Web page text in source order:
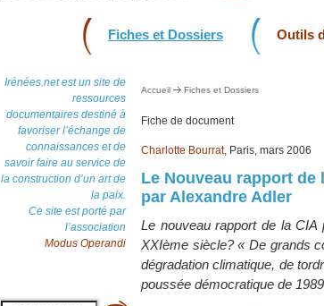
Fiches et Dossiers Outils
Irénées.net est un site de
ressources
documentaires destiné à
favoriser l’échange de
connaissances et de
savoir faire au service de
la construction d’un art de
la paix.
Ce site est porté par
l’association
Modus Operandi
Accueil Fiches et Dossiers
Fiche de document
Charlotte Bourrat, Paris, mars 2006
Le Nouveau rapport de
par Alexandre Adler
Le nouveau rapport de la CIA
XXIème siècle? « De grands
dégradation climatique, de
poussée démocratique de